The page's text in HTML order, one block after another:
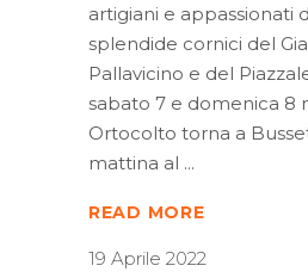
artigiani e appassionati
splendide cornici del
Pallavicino e del
sabato 7 e domenica 8
Ortocolto torna a
mattina al
READ MORE
19 Aprile 2022